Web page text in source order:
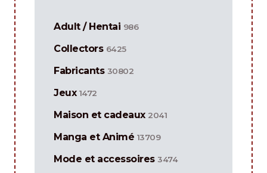
Adult / Hentai 986
Collectors 6425
Fabricants 30802
Jeux 1472
Maison et cadeaux 2041
Manga et Animé 13709
Mode et accessoires 3474